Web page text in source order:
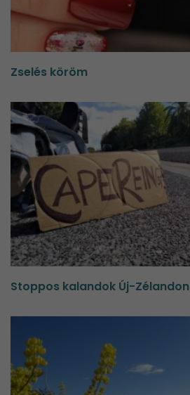
Zselés köröm
Stoppos kalandok Új-Zélandon